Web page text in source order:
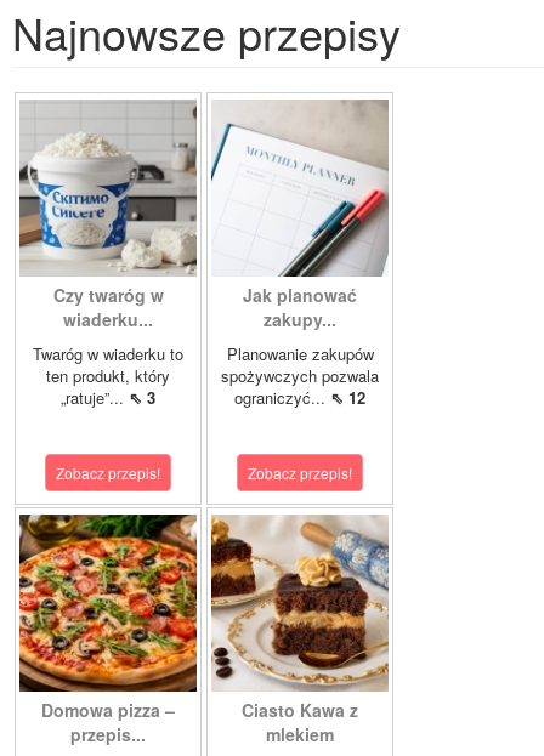
Najnowsze przepisy
Czy twaróg w
wiaderku...
Twaróg w wiaderku to
ten produkt, który
„ratuje”... ⇖ 3
Zobacz przepis!
Jak planować
zakupy...
Planowanie zakupów
spożywczych pozwala
ograniczyć... ⇖ 12
Zobacz przepis!
Domowa pizza –
przepis...
Ciasto Kawa z
mlekiem